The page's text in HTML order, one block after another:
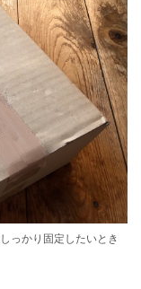
っかり固定したいとき